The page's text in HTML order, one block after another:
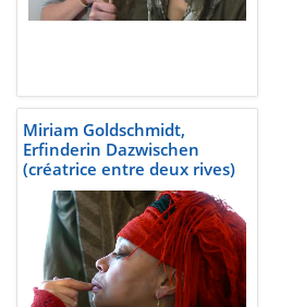
Miriam Goldschmidt,
Erfinderin Dazwischen
(créatrice entre deux rives)